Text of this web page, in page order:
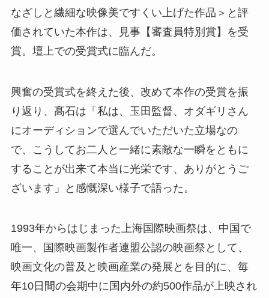
なざしと繊細な映像美ですくい上げた作品＞と評
価されていた本作は、見事【審査員特別賞】を受
賞。壇上での受賞式に臨んだ。
興奮の受賞式を終えた後、改めて本作の受賞を振
り返り、髙石は「私は、玉田監督、オダギリさん
にオーディションで選んでいただいた立場なの
で、こうしてお二人と一緒に素敵な一瞬をともに
することが出来て本当に光栄です、ありがとうご
ざいます」と感慨深い様子で語った。
1993年からはじまった上海国際映画祭は、中国で
唯一、国際映画製作者連盟公認の映画祭として、
映画文化の普及と映画産業の発展とを目的に、毎
年10日間の会期中に国内外の約500作品が上映され